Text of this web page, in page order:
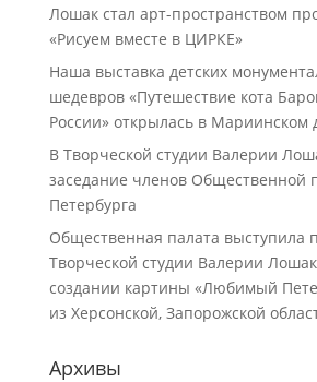
Лошак стал арт-пространством
«Рисуем вместе в ЦИРКЕ»
Наша выставка детских
шедевров «Путешествие кота
России» открылась в Мариинском
В Творческой студии Валерии
заседание членов Общественной
Петербурга
Общественная палата выступила
Творческой студии Валерии
создании картины «Любимый
из Херсонской, Запорожской
Архивы